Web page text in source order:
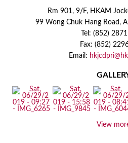
Rm 901, 9/F, HKAM
99 Wong Chuk Hang Road,
Tel: (852)
Fax: (852)
Email:
View